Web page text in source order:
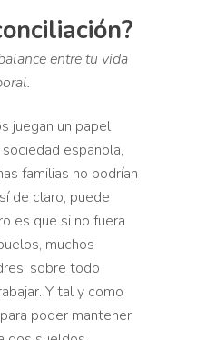
entre tu vida
juegan un papel
sociedad española,
familias no podrían
de claro, puede
es que si no fuera
muchos
sobre todo
Ytal y como
poder mantener